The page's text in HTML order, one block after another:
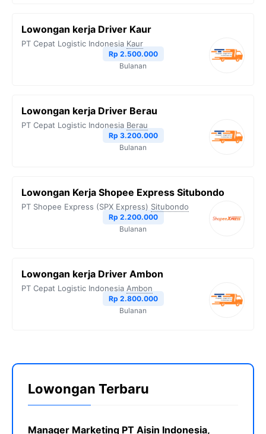
Lowongan kerja Driver Kaur
PT Cepat Logistic Indonesia Kaur
Rp 2.500.000
Bulanan
Lowongan kerja Driver Berau
PT Cepat Logistic Indonesia Berau
Rp 3.200.000
Bulanan
Lowongan Kerja Shopee Express Situbondo
PT Shopee Express (SPX Express) Situbondo
Rp 2.200.000
Bulanan
Lowongan kerja Driver Ambon
PT Cepat Logistic Indonesia Ambon
Rp 2.800.000
Bulanan
Lowongan Terbaru
Manager Marketing PT Aisin Indonesia,